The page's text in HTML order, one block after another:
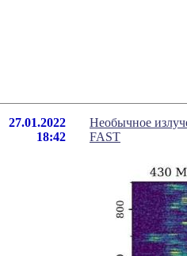
27.01.2022
18:42
Необычное
FAST